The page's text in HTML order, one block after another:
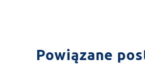
Powiązane